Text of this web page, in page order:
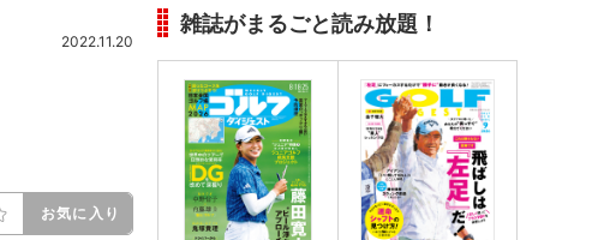
2022.11.20
お気に入り
雑誌がまるごと読み放題！